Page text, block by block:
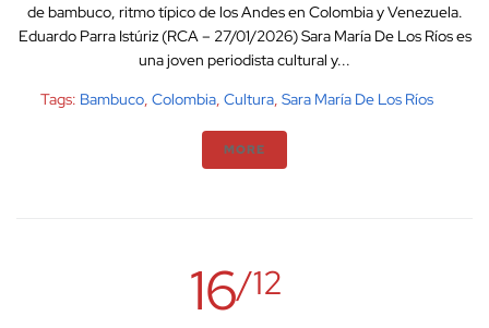
de bambuco, ritmo típico de los Andes en Colombia y Venezuela.
Eduardo Parra Istúriz (RCA – 27/01/2026) Sara María De Los Ríos es
una joven periodista cultural y...
Tags: Bambuco, Colombia, Cultura, Sara María De Los Ríos
MORE
16/12